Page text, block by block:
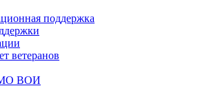
поддержка
ветеранов
МО ВОИ